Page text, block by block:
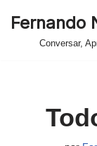
Fernando
Conversar,